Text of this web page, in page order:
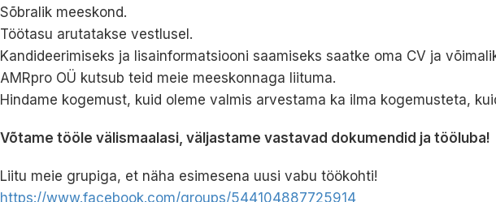
Sõbralik meeskond.
Töötasu arutatakse vestlusel.
Kandideerimiseks ja lisainformatsiooni saamiseks saatke oma CV ja
AMRpro OÜ kutsub teid meie meeskonnaga liituma.
Hindame kogemust, kuid oleme valmis arvestama ka ilma kogemusteta,
Võtame tööle välismaalasi, väljastame vastavad dokumendid ja tööluba!
Liitu meie grupiga, et näha esimesena uusi vabu töökohti!
https://www.facebook.com/groups/544104887725914